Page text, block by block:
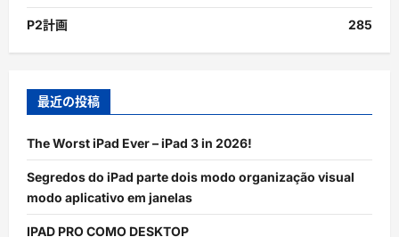
P2計画 285
最近の投稿
The Worst iPad Ever – iPad 3 in 2026!
Segredos do iPad parte dois modo organização visual
modo aplicativo em janelas
IPAD PRO COMO DESKTOP